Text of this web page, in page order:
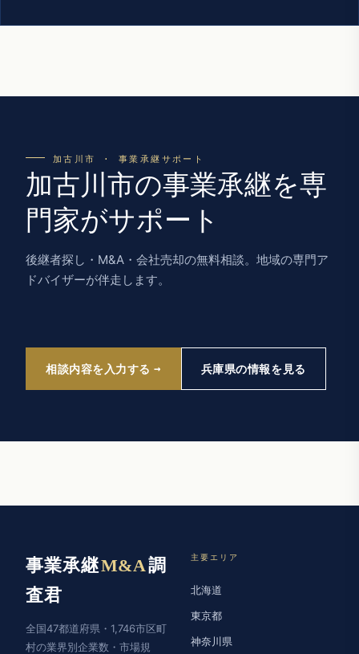
加古川市 · 事業承継サポート
加古川市の事業承継を専
門家がサポート
後継者探し・M&A・会社売却の無料相談。地域の専門ア
ドバイザーが伴走します。
相談内容を入力する 兵庫県の情報を見る
事業承継M&A調
査君
全国47都道府県・1,746市区町
村の業界別企業数・市場規
主要エリア
北海道
東京都
神奈川県